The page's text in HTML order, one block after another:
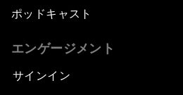
ポッドキャスト
エンゲージメント
サインイン